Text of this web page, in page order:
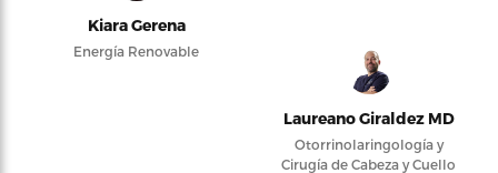
Kiara Gerena
Energía Renovable
Laureano Giraldez MD
Otorrinolaringología y
Cirugía de Cabeza y Cuello